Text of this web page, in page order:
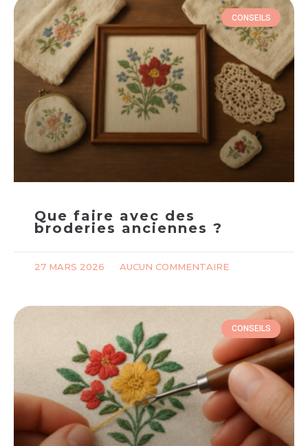
CONSEILS
Que faire avec des
broderies anciennes ?
27 MARS 2026 AUCUN COMMENTAIRE
CONSEILS